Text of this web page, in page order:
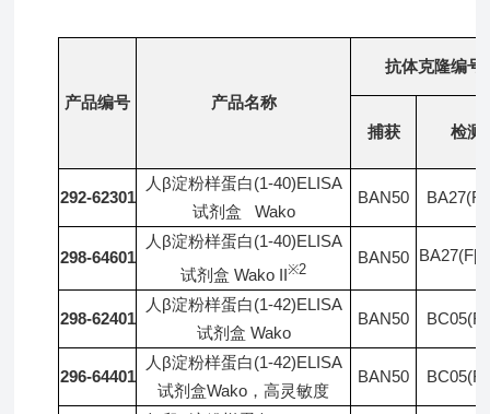
产品编号 产品名称
抗体克隆编号
捕获 检测
292-62301
人β淀粉样蛋白(1-40)ELISA
试剂盒 Wako
BAN50
298-64601
人β淀粉样蛋白(1-40)ELISA
试剂盒 Wako II※2
BAN50
298-62401
人β淀粉样蛋白(1-42)ELISA
试剂盒 Wako
BAN50
296-64401
人β淀粉样蛋白(1-42)ELISA
试剂盒Wako，高灵敏度
BAN50